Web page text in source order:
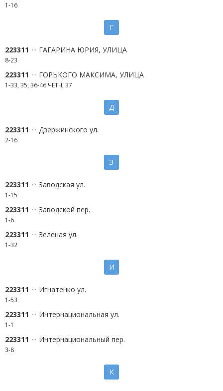
1-16
Г
223311 ГАГАРИНА ЮРИЯ, УЛИЦА
8-23
223311 ГОРЬКОГО МАКСИМА, УЛИЦА
1-33, 35, 36-46 ЧЕТН, 37
Д
223311 Дзержинского ул.
2-16
З
223311 Заводская ул.
1-15
223311 Заводской пер.
1-6
223311 Зеленая ул.
1-32
И
223311 Игнатенко ул.
1-53
223311 Интернациональная ул.
1-1
223311 Интернациональный пер.
3-8
К